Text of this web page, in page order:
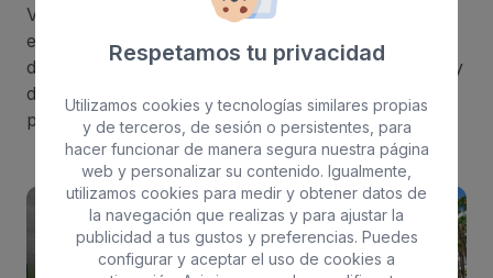
Vive unas vacaciones de lujo absoluto
espaciosas habitaciones con vistas al mar. Después
de disfrutar del Gay Pride en Maspalomas, relájate y
desconéctate en nuestro exclusivo spa
, donde
podrás experimentar un completo bienestar.
Respetamos tu privacidad
Utilizamos cookies y tecnologías similares propias
y de terceros, de sesión o persistentes, para
hacer funcionar de manera segura nuestra página
web y personalizar su contenido. Igualmente,
utilizamos cookies para medir y obtener datos de
la navegación que realizas y para ajustar la
publicidad a tus gustos y preferencias. Puedes
configurar y aceptar el uso de cookies a